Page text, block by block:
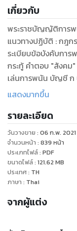
เกี่ยวกับ
พระราชบัญญัติการพ
แนวทางปฏิบัติ : กฎก
ระเบียบข้อบังคับการ
กระทู้ คำตอบ "สังคม"
เล่นการพนัน บัญชี
คำพิพากษาฎีกา คดีก
ตัวอย่างสำนวนการสอ
แสดงมากขึ้น
รายละเอียด
วันวางขาย : 06 ก.พ. 2021
จำนวนหน้า : 839 หน้า
ประเภทไฟล์: PDF
ขนาดไฟล์: 121.62 MB
ประเทศ: TH
ภาษา : Thai
จากผู้แต่ง